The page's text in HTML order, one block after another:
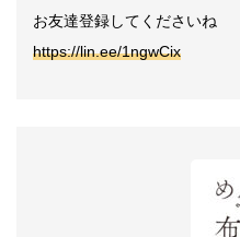
お友達登録してくださいね
https://lin.ee/1ngwCix